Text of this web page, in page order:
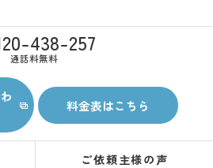
438-257
通話料無料
料金表はこちら
ご依頼主様の声